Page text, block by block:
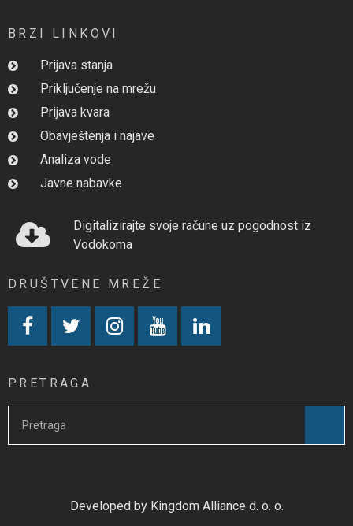
BRZI LINKOVI
Prijava stanja
Priključenje na mrežu
Prijava kvara
Obavještenja i najave
Analiza vode
Javne nabavke
Digitalizirajte svoje račune uz pogodnost iz
Vodokoma
DRUŠTVENE MREŽE
PRETRAGA
Developed by Kingdom Alliance d. o. o.